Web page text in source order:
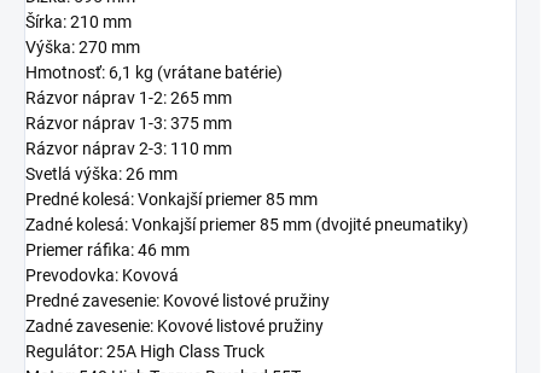
Šírka: 210 mm
Výška: 270 mm
Hmotnosť: 6,1 kg (vrátane batérie)
Rázvor náprav 1-2: 265 mm
Rázvor náprav 1-3: 375 mm
Rázvor náprav 2-3: 110 mm
Svetlá výška: 26 mm
Predné kolesá: Vonkajší priemer 85 mm
Zadné kolesá: Vonkajší priemer 85 mm (dvojité pneumatiky)
Priemer ráfika: 46 mm
Prevodovka: Kovová
Predné zavesenie: Kovové listové pružiny
Zadné zavesenie: Kovové listové pružiny
Regulátor: 25A High Class Truck